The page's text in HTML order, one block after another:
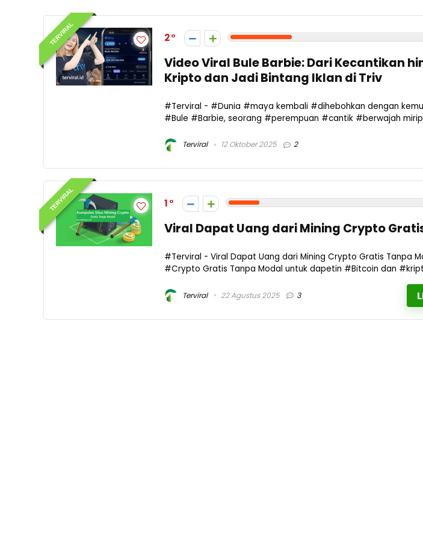
TERVIRAL 2
Video Viral Bule Barbie: Dari Kecantikan
Kripto dan Jadi Bintang Iklan di Triv
#Terviral - #Dunia #maya kembali #dihebohkan dengan
#Bule #Barbie, seorang #perempuan #cantik #berwajah
Terviral 12 Oktober 2025 2
TERVIRAL 1
Viral Dapat Uang dari Mining Crypto
#Terviral - Viral Dapat Uang dari Mining Crypto Gratis Tanpa
#Crypto Gratis Tanpa Modal untuk dapetin #Bitcoin dan
Terviral 22 Agustus 2025 3